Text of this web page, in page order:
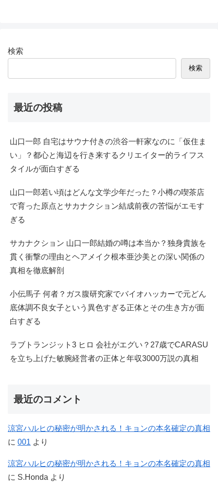
検索
検索
最近の投稿
山口一郎 自宅はサウナ付きの渋谷一軒家なのに「仮住ま
い」？都心と海辺を行き来するクリエイター的ライフス
タイルが面白すぎる
山口一郎若い頃はどんな文学少年だった？小樽の喫茶店
で育った原点とサカナクション結成前夜の苦悩がエモす
ぎる
サカナクション 山口一郎結婚の噂は本当か？独身貴族を
貫く衝撃の理由とヘアメイク根本亜沙美との深い関係の
真相を徹底解剖
小伝馬子 何者？ガス腹研究家でバイオハッカーで元どん
底体調不良女子という異色すぎる正体とその生き方が面
白すぎる
ラブトランジット3 ヒロ 会社がエグい？27歳でCARASU
を立ち上げた敏腕経営者の正体と年収3000万説の真相
最近のコメント
涼宮ハルヒの秘密が明かされる！キョンの本名確定の真相
に 001 より
涼宮ハルヒの秘密が明かされる！キョンの本名確定の真相
に S.Honda より